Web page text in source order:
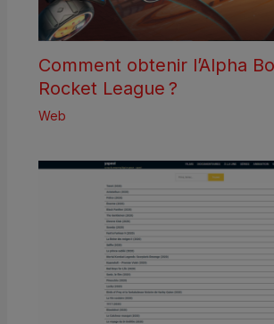
Comment obtenir l’Alpha
Rocket League ?
Web